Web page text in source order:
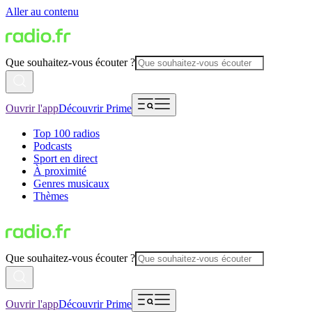
Aller au contenu
Que souhaitez-vous écouter ?
Ouvrir l'appDécouvrir Prime
Top 100 radios
Podcasts
Sport en direct
À proximité
Genres musicaux
Thèmes
Que souhaitez-vous écouter ?
Ouvrir l'appDécouvrir Prime